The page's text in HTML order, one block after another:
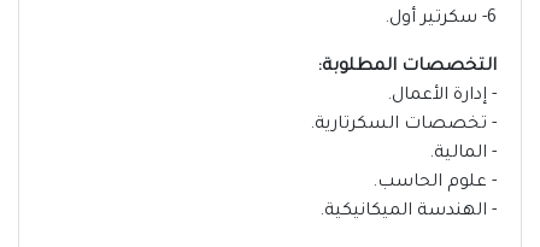
6- سكرتير أول.
التخصصات المطلوبة:
- إدارة الأعمال.
- تخصصات السكرتارية.
- المالية.
- علوم الحاسب.
- الهندسة الميكانيكية.